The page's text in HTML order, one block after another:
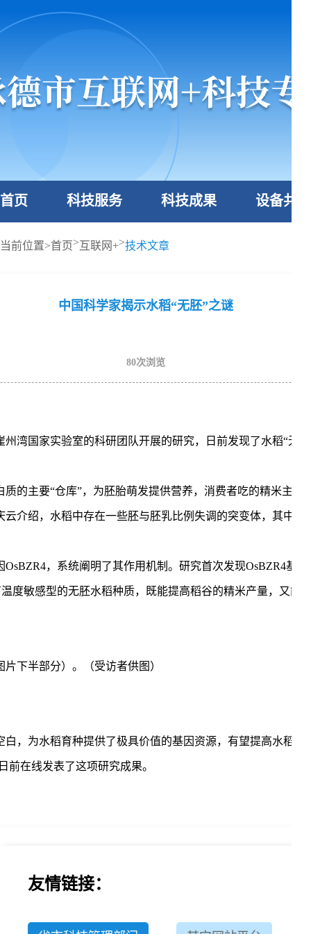
首页 科技服务 科技成果 设备共享
当前位置>首页>互联网+>技术文章
中国科学家揭示水稻“无胚”之谜
80次浏览
湾国家实验室的科研团队开展的研究，日前发现了水稻“无
的主要“仓库”，为胚胎萌发提供营养，消费者吃的精米主要
介绍，水稻中存在一些胚与胚乳比例失调的突变体，其中
，系统阐明了其作用机制。研究首次发现OsBZR4基
度敏感型的无胚水稻种质，既能提高稻谷的精米产量，又能
下半部分）。（受访者供图）
，为水稻育种提供了极具价值的基因资源，有望提高水稻
前在线发表了这项研究成果。
友情链接：